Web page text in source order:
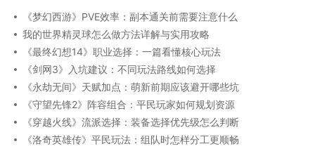
《梦幻西游》PVE效率：副本通关前需要注意什么
我的世界精灵球怎么做方法详解与实用攻略
《最终幻想14》职业选择：一篇看懂核心玩法
《剑网3》入坑建议：不同玩法路线如何选择
《永劫无间》天赋加点：萌新前期应该避开哪些坑
《守望先锋2》阵容组合：平民玩家如何规划资源
《穿越火线》流派选择：装备选择优先级怎么判断
《洛奇英雄传》平民玩法：组队时怎样分工更顺畅